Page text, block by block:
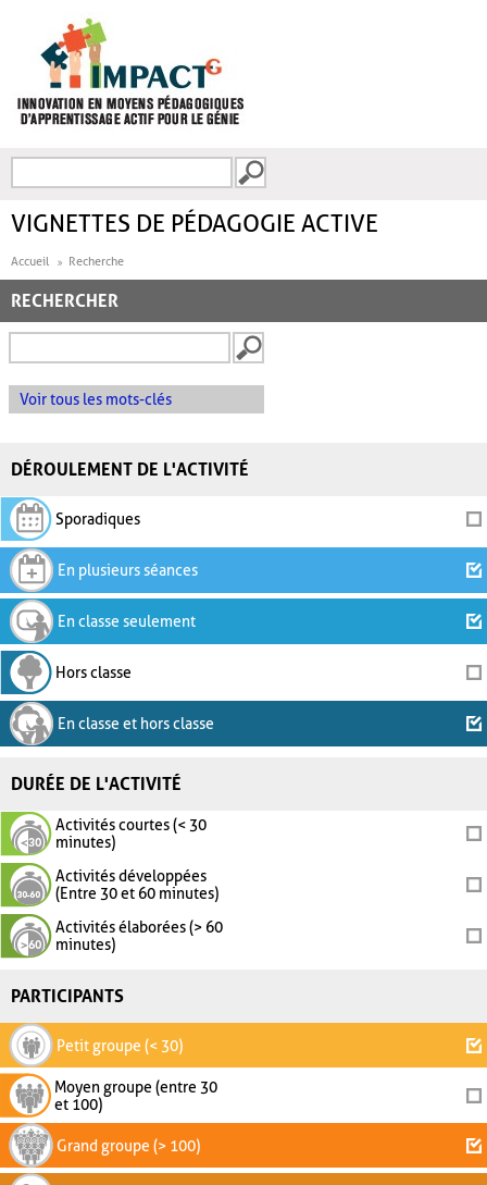
FORMULAIRE DE
VIGNETTES DE PÉDAGOGIE ACTIVE
Accueil Recherche
RECHERCHER
Voir tous les mots-clés
DÉROULEMENT DE L'ACTIVITÉ
Sporadiques
En plusieurs séances
En classe seulement
Hors classe
En classe et hors classe
DURÉE DE L'ACTIVITÉ
Activités courtes (< 30
minutes)
Activités développées
(Entre 30 et 60 minutes)
Activités élaborées (> 60
minutes)
PARTICIPANTS
Petit groupe (< 30)
Moyen groupe (entre 30
et 100)
Grand groupe (> 100)